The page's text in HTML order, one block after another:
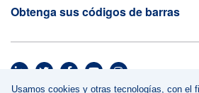
Obtenga sus códigos de barras
Usamos cookies y otras tecnologías, con el